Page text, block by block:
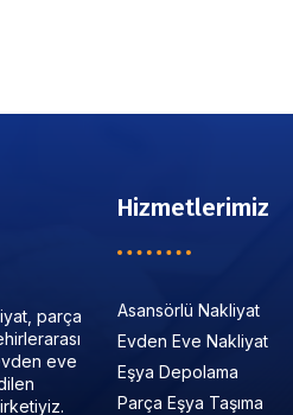
parça
eve
Hizmetlerimiz
Asansörlü Nakliyat
Evden Eve Nakliyat
Eşya Depolama
Parça Eşya Taşıma